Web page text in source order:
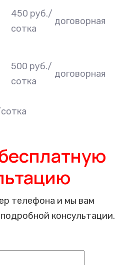
450 руб./
сотка
договорная
500 руб./
сотка
договорная
телефона и мы вам
консультации.